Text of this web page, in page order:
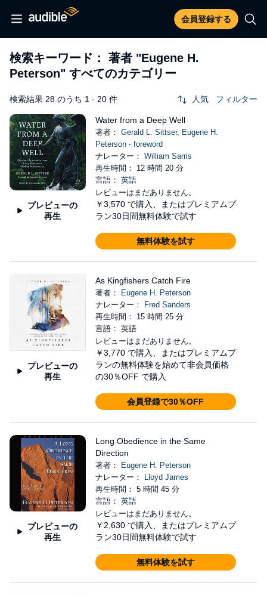
会員登録する
検索キーワード： 著者 "Eugene H.
Peterson" すべてのカテゴリー
検索結果 28 のうち 1 - 20 件 人気 フィルター
プレビューの
再生
Water from a Deep Well
著者： Gerald L. Sittser, Eugene H.
Peterson - foreword
ナレーター： William Sarris
再生時間： 12 時間 20 分
言語： 英語
レビューはまだありません。
￥3,570 で購入、またはプレミアムプ
ラン30日間無料体験で試す
無料体験を試す
プレビューの
再生
As Kingfishers Catch Fire
著者：
Eugene H. Peterson
ナレーター：
Fred Sanders
再生時間： 15 時間 25 分
言語： 英語
レビューはまだありません。
￥3,770 で購入、またはプレミアムプ
ランの無料体験を始めて非会員価格
の30％OFF で購入
会員登録で30％OFF
プレビューの
再生
Long Obedience in the Same
Direction
著者：
Eugene H. Peterson
ナレーター：
Lloyd James
再生時間： 5 時間 45 分
言語： 英語
レビューはまだありません。
￥2,630 で購入、またはプレミアムプ
ラン30日間無料体験で試す
無料体験を試す